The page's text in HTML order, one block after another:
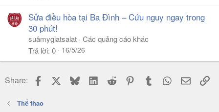
Sửa điều hòa tại Ba Đình – Cứu nguy ngay trong
30 phút!
suâmygiatsalat Các quảng cáo khác
Trả lời 0 16/5/26
Share: Facebook BlueskyLinkedIn
Reddit PinterestTumblr WhatsApp
Email
Thể thao